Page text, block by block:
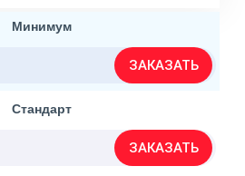
Минимум
ЗАКАЗАТЬ
Стандарт
ЗАКАЗАТЬ